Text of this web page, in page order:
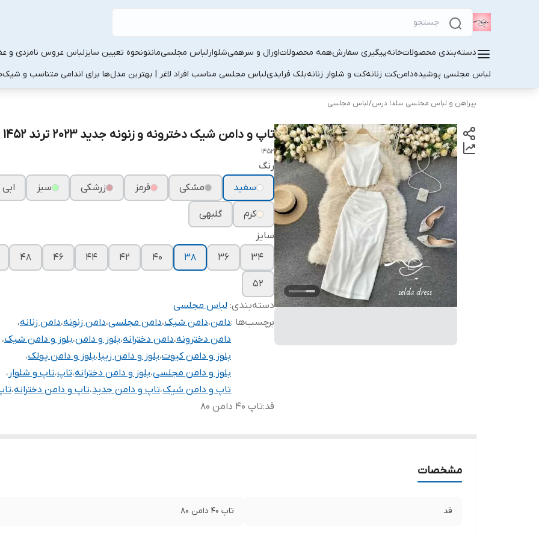
دسته‌بندی محصولاتخانهپیگیری سفارشهمه محصولاتاورال و سرهمیشلوارلباس مجلسیمانتونحوه تعیین سایزلباس عروس نامزدی و
لباس مجلسی پوشیدهدامنکت زنانهکت و شلوار زنانهبلک فرایدیلباس مجلسی مناسب افراد لاغر | بهترین مدل‌ها برای اندامی متناسب و شیک
پیراهن و لباس مجلسی سلدا درس/لباس مجلسی
تاپ و دامن شیک دخترونه و زنونه جدید ۲۰۲۳ ترند ۱۴۵۲
1452
رنگ
سفید
مشکی قرمز زرشکی سبز
کرم
گلبهی
سایز
۳۴
۳۶ ۳۸ ۴۰ ۴۲ ۴۴ ۴۶ ۴۸
۵۲
دسته‌بندی: لباس مجلسی
برچسب‌ها :دامن،دامن شیک،دامن مجلسی،دامن زنونه،دامن زنانه،
دامن دخترونه،دامن دخترانه،بلوز و دامن،بلوز و دامن شیک،
بلوز و دامن کیوت،بلوز و دامن زیبا،بلوز و دامن پولک،
بلوز و دامن مجلسی،بلوز و دامن دخترانه،تاپ،تاپ و شلوار ،
تاپ و دامن شیک،تاپ و دامن جدید،تاپ و دامن دخترانه،
قد:تاپ ۴۰ دامن ۸۰
مشخصات
قد تاپ ۴۰ دامن ۸۰